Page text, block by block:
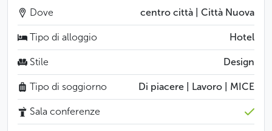
24 ore al giorno, che vi accoglie in comode poltrone
e divani e vi invita a trascorrere un momento di relax
accompagnato da vari cocktail.
Dove centro città | Città Nuova
Tipo di alloggio Hotel
Stile Design
Tipo di soggiorno Di piacere | Lavoro | MICE
Sala conferenze